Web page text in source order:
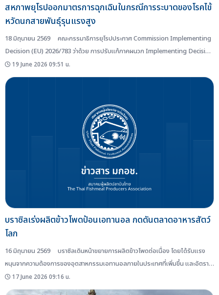
สหภาพยุโรปออกมาตรการฉุกเฉินในกรณีการระบาดของโรคไข้
หวัดนกสายพันธุ์รุนแรงสูง
18 มิถุนายน 2569 คณะกรรมาธิการยุโรปประกาศ Commission Implementing
Decision (EU) 2026/783 ว่าด้วย การปรับแก้ภาคผนวก Implementing Decision
(EU) 2023/2447 เกี่ยวกับมาตรการฉุกเฉินในกรณีการระบาดของโรคไข้หวัดนกสาย
พันธุ์รุนแรงสูงในประเทศสมาชิกบางประเทศ ใน Official Journal of...
19 June 2026 09:51 น.
บราซิลเร่งผลิตข้าวโพดป้อนเอทานอล กดดันตลาดอาหารสัตว์
โลก
16 มิถุนายน 2569 บราซิลเดินหน้าขยายการผลิตข้าวโพดต่อเนื่อง โดยได้รับแรง
หนุนจากความต้องการของอุตสาหกรรมเอทานอลภายในประเทศที่เพิ่มขึ้น และอัตรา
กำไรที่สูง ซึ่งนักวิเคราะห์คาดการณ์ว่า แนวโน้มการผลิตในประเทศจะเพิ่มขึ้นอย่างต่อ
เนื่อง โดยเมื่อเดือนเมษายนที่ผ่านมา นายนัน-เดิร์ก มูลเดอร์ (Nan-Dirk Mulder)
17 June 2026 09:16 น.